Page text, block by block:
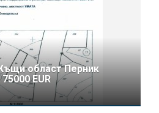
област Перник
EUR